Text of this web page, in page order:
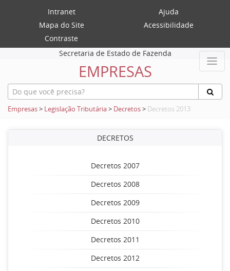
Intranet
Ajuda
Mapa do Site
Acessibilidade
Contraste
Secretaria de Estado de Fazenda
EMPRESAS
Empresas> Legislação Tributária> Decretos> Decretos 2013
DECRETOS
Decretos 2007
Decretos 2008
Decretos 2009
Decretos 2010
Decretos 2011
Decretos 2012